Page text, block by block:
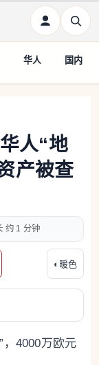
华人 国内
人“地
产被查
约 1 分钟
◐ 暖色
，4000万欧元